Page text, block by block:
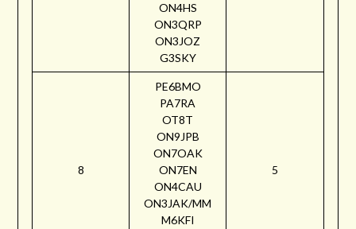
ON4HS
ON3QRP
ON3JOZ
G3SKY
8
PE6BMO
PA7RA
OT8T
ON9JPB
ON7OAK
ON7EN
ON4CAU
ON3JAK/MM
M6KFI
5